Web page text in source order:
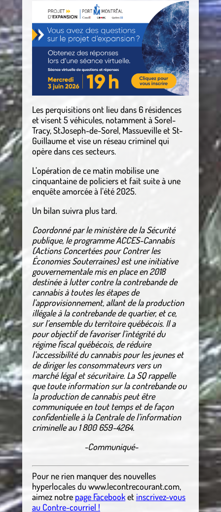
Les perquisitions ont lieu dans 6 résidences
et visent 5 véhicules, notamment à Sorel-
Tracy, StJoseph-de-Sorel, Massueville et St-
Guillaume et vise un réseau criminel qui
opère dans ces secteurs.
L’opération de ce matin mobilise une
cinquantaine de policiers et fait suite à une
enquête amorcée à l’été 2025.
Un bilan suivra plus tard.
Coordonné par le ministère de la Sécurité
publique, le programme ACCES-Cannabis
(Actions Concertées pour Contrer les
Économies Souterraines) est une initiative
gouvernementale mis en place en 2018
destinée à lutter contre la contrebande de
cannabis à toutes les étapes de
l’approvisionnement, allant de la production
illégale à la contrebande de quartier, et ce,
sur l’ensemble du territoire québécois. Il a
pour objectif de favoriser l’intégrité du
régime fiscal québécois, de réduire
l’accessibilité du cannabis pour les jeunes et
de diriger les consommateurs vers un
marché légal et sécuritaire. La SQ rappelle
que toute information sur la contrebande ou
la production de cannabis peut être
communiquée en tout temps et de façon
confidentielle à la Centrale de l’information
criminelle au 1 800 659-4264.
-Communiqué-
Pour ne rien manquer des nouvelles
hyperlocalesdu www.lecontrecourant.com,
aimez notre page Facebooket inscrivez-vous
au Contre-courriel !